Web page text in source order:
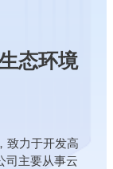
态环境
致力于开发高
司主要从事云